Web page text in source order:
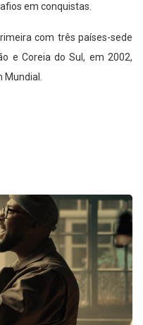
em conquistas.
com três países-sede
e Coreia do Sul, em 2002,